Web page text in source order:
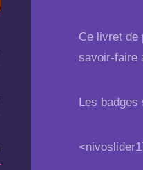
Ce livret de
savoir-faire
Les badges